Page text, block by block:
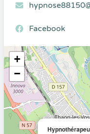
Facebook
+
−